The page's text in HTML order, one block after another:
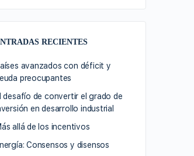
RECIENTES
avanzados con déficit y
preocupantes
desafío de convertir el grado de
en desarrollo industrial
allá de los incentivos
Consensos y disensos